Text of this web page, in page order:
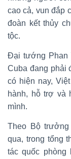
cao cả, vun đắp
đoàn kết thủy
tộc.
Đại tướng Phan
Cuba đang phải
có hiện nay,
hành, hỗ trợ và
mình.
Theo Bộ
qua, trong tổng
tác quốc phòng